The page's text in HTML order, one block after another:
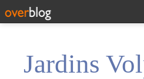
Jardins